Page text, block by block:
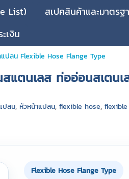
List) สเปคสินค้าและมาตร
เงิน
ปลน Flexible Hose Flange Type
เลส ท่ออ่อนสเตนเล
ปลน, หัวหน้าแปลน, flexible hose,
Flexible Hose Flange Type